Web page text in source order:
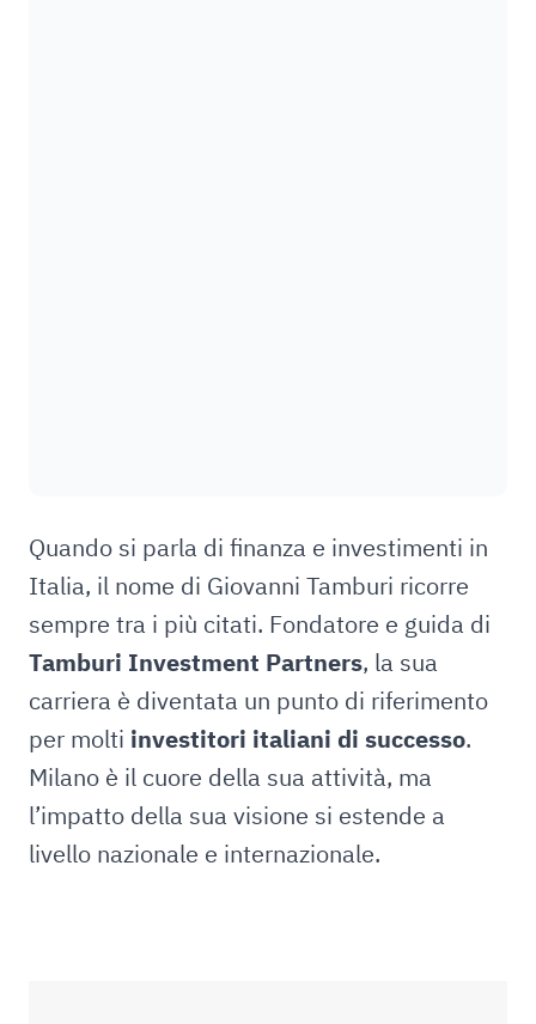
Quando si parla di finanza e investimenti in
Italia, il nome di Giovanni Tamburi ricorre
sempre tra i più citati. Fondatore e guida di
Tamburi Investment Partners, la sua
carriera è diventata un punto di riferimento
per molti investitori italiani di successo.
Milano è il cuore della sua attività, ma
l’impatto della sua visione si estende a
livello nazionale e internazionale.